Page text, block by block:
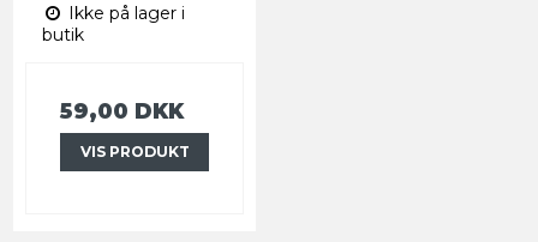
Ikke på lager i
butik
59,00 DKK
VIS PRODUKT